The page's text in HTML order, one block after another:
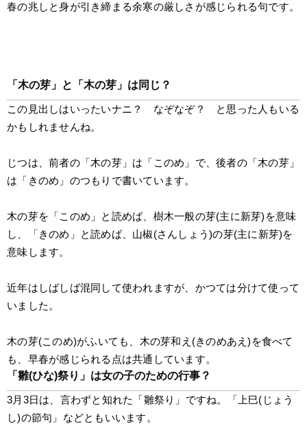
春の兆しと身が引き締まる余寒の厳しさが感じられる句です。
「木の芽」と「木の芽」は同じ？
この見出しはいったいナニ？　なぞなぞ？　と思った人もいる
かもしれませんね。
じつは、前者の「木の芽」は「このめ」で、後者の「木の芽」
は「きのめ」のつもりで書いています。
木の芽を「このめ」と読めば、樹木一般の芽(主に新芽)を意味
し、「きのめ」と読めば、山椒(さんしょう)の芽(主に新芽)を
意味します。
近年はしばしば混同して使われますが、かつては分けて使って
いました。
木の芽(このめ)がふいても、木の芽和え(きのめあえ)を食べて
も、早春が感じられる点は共通しています。
「雛(ひな)祭り」は女の子のための行事？
3月3日は、言わずと知れた「雛祭り」ですね。「上巳(じょう
し)の節句」などともいいます。